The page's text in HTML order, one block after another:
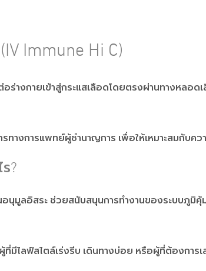
Immune Hi C)
ร่างกายเข้าสู่กระแสเลือดโดยตรงผ่านทางหลอ
างการแพทย์ผู้ชำนาญการ เพื่อให้เหมาะสมกับ
?
นุมูลอิสระ ช่วยสนับสนุนการทำงานของระบบภูมิ
มีไลฟ์สไตล์เร่งรีบ เดินทางบ่อย หรือผู้ที่ต้องกา